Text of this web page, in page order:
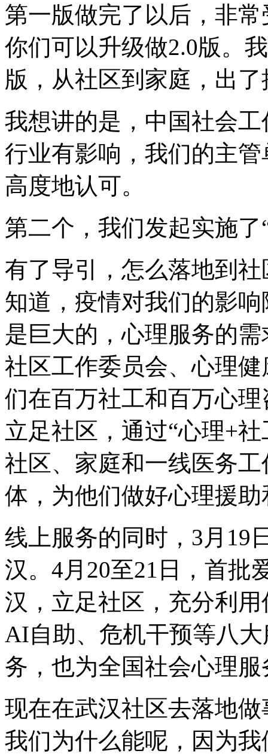
第一版做完了以后，非
你们可以升级做2.0版。
版，从社区到家庭，出
我想讲的是，中国社会
行业有影响，我们的主
高度地认可。
第二个，我们发起实施
有了导引，怎么落地到
知道，疫情对我们的影
是巨大的，心理服务的
社区工作委员会、心理
们在百万社工和百万心
立足社区，通过“心理+
社区、家庭和一线医务
体，为他们做好心理援
线上服务的同时，3月19
汉。4月20至21日，首批
汉，立足社区，充分利
AI自助、危机干预等八
务，也为全国社会心理
现在在武汉社区去落地
我们为什么能呢，因为